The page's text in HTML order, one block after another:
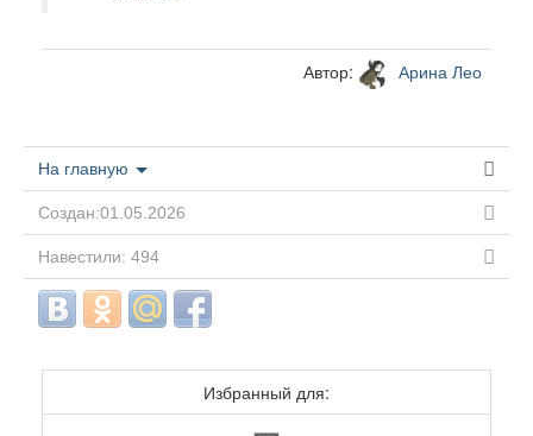
Автор: Арина Лео
На главную
Создан:01.05.2026
Навестили: 494
Избранный для: